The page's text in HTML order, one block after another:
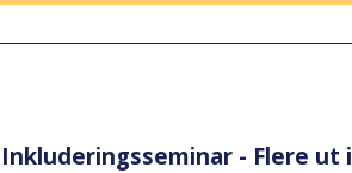
Inkluderingsseminar - Flere ut i